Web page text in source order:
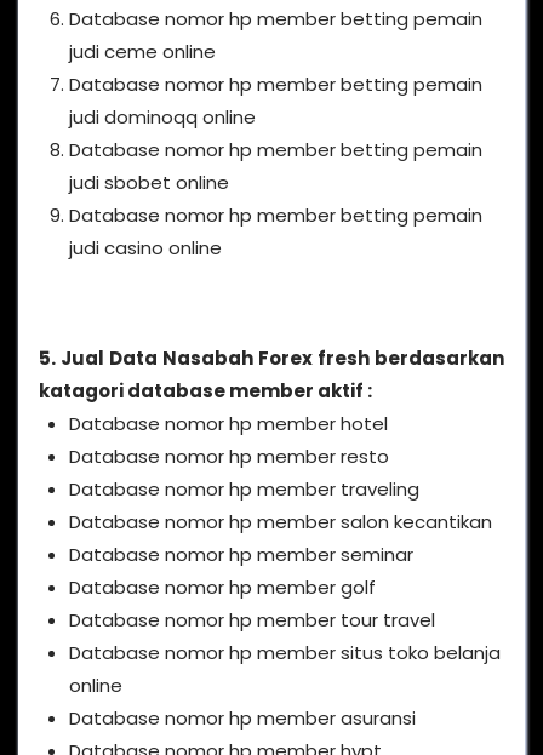
Database nomor hp member betting pemain
judi ceme online
Database nomor hp member betting pemain
judi dominoqq online
Database nomor hp member betting pemain
judi sbobet online
Database nomor hp member betting pemain
judi casino online
5. Jual Data Nasabah Forex fresh berdasarkan
katagori database member aktif :
Database nomor hp member hotel
Database nomor hp member resto
Database nomor hp member traveling
Database nomor hp member salon kecantikan
Database nomor hp member seminar
Database nomor hp member golf
Database nomor hp member tour travel
Database nomor hp member situs toko belanja
online
Database nomor hp member asuransi